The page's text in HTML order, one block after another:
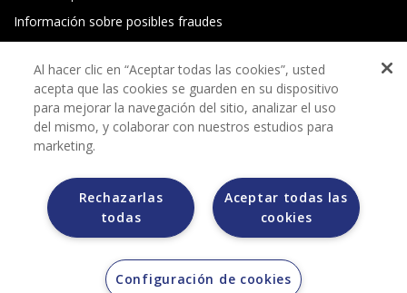
Información sobre posibles fraudes
Términos y condiciones
Grupo Bimbo no solicita ningún tipo de pago durante el
proceso de selección.
otros sitios de internet. Sólo lo hace a través de la casa
subastas MORTON.
Al hacer clic en “Aceptar todas las cookies”, usted
acepta que las cookies se guarden en su dispositivo
para mejorar la navegación del sitio, analizar el uso
del mismo, y colaborar con nuestros estudios para
marketing.
Aceptar todas las
cookies
Rechazarlas
todas
Configuración de cookies